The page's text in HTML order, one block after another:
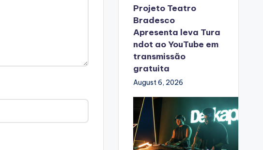
Projeto Teatro
Bradesco
Apresenta leva Tura
ndot ao YouTube em
transmissão
gratuita
August 6, 2026